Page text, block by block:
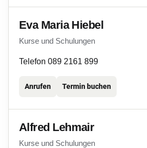
Eva Maria Hiebel
Kurse und Schulungen
Telefon 089 2161 899
Anrufen Termin buchen
Alfred Lehmair
Kurse und Schulungen